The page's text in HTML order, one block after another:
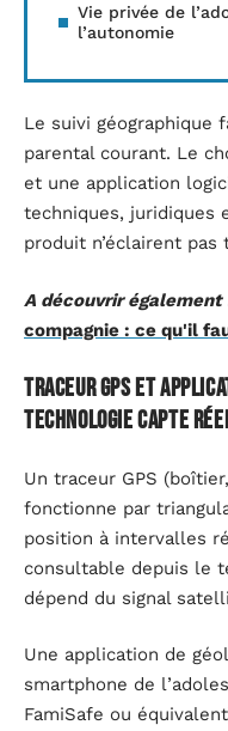
Vie privée de
l’autonomie
Le suivi géographique
parental courant. Le
et une application
techniques, juridiques
produit n’éclairent pas
A découvrir également
compagnie : ce qu'il
Traceur GPS et
technologie capte
Un traceur GPS
fonctionne par
position à intervalles
consultable depuis le
dépend du signal
Une application de
smartphone de
FamiSafe ou